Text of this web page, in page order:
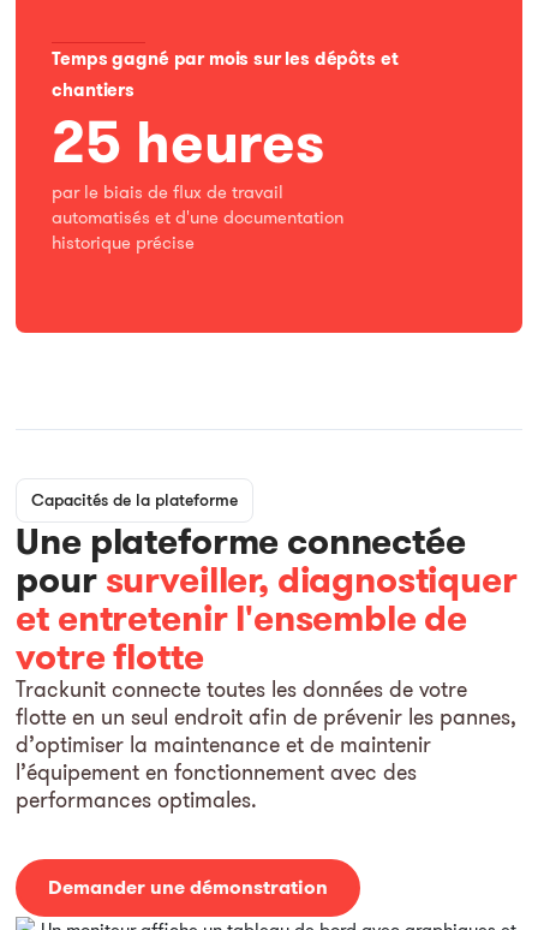
Temps gagné par mois sur les dépôts et
chantiers
25 heures
par le biais de flux de travail
automatisés et d'une documentation
historique précise
Capacités de la plateforme
Une plateforme connectée
poursurveiller, diagnostiquer
et entretenir l'ensemble de
votre flotte
Trackunit connecte toutes les données de votre
flotte en un seul endroit afin de prévenir les pannes,
d’optimiser la maintenance et de maintenir
l’équipement en fonctionnement avec des
performances optimales.
Demander une démonstration